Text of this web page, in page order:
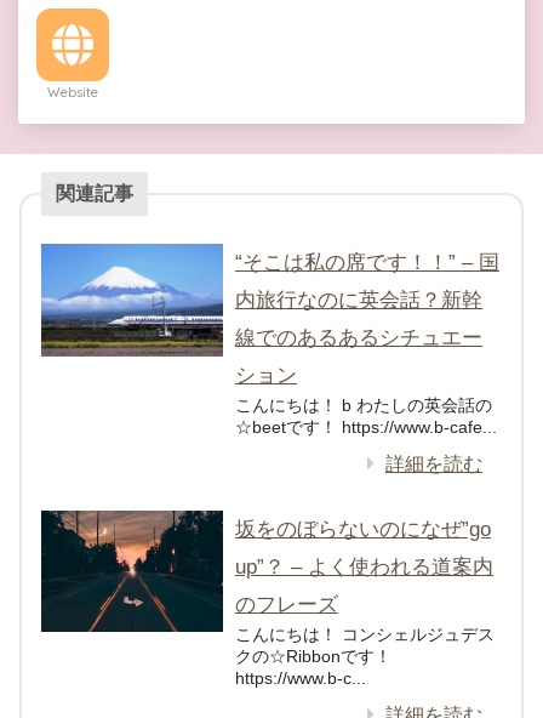
Website
関連記事
“そこは私の席です！！” – 国
内旅行なのに英会話？新幹
線でのあるあるシチュエー
ション
こんにちは！ b わたしの英会話の
☆beetです！ https://www.b-cafe...
詳細を読む
坂をのぼらないのになぜ”go
up”？ – よく使われる道案内
のフレーズ
こんにちは！ コンシェルジュデス
クの☆Ribbonです！
https://www.b-c...